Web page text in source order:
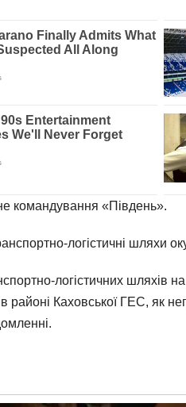
командування «Південь».
логістичні шляхи
логістичних шляхів
в районі Каховської ГЕС, як